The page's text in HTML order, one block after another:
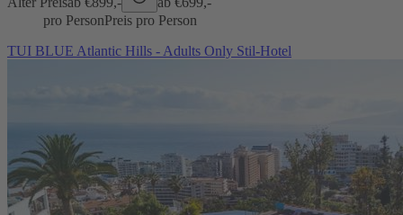
pro PersonPreis pro Person
TUI BLUE Atlantic Hills - Adults Only Stil-Hotel